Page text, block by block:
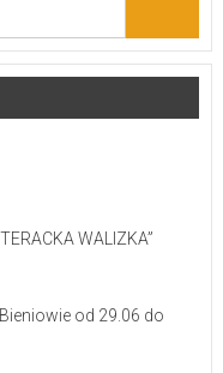
WALIZKA”
od 29.06 do